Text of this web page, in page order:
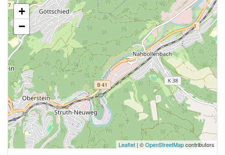
+
−
Leaflet | ©OpenStreetMapcontributors